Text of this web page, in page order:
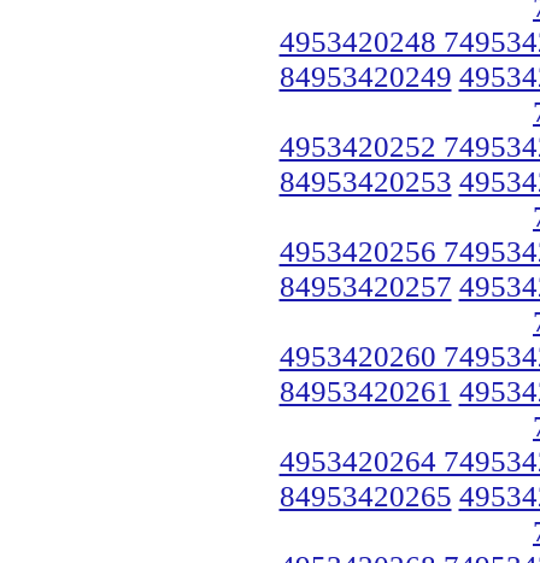
4953420248
84953420249
4953420252
84953420253
4953420256
84953420257
4953420260
84953420261
4953420264
84953420265